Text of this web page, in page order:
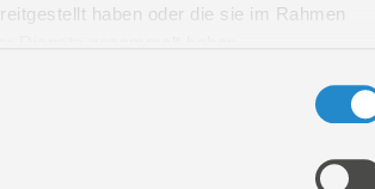
haben oder die sie im Rahmen
Service